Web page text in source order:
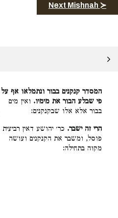
Next Mishnah ≻
המסדר קנקנים בבור ונתמלאו אף על
פי שבלע הבור את מימיו. ואין מים
בבור אלא אלו שבקנקנים:
הרי זה ישבר. כר׳ יהושע דאין רביעית
פוסל, ומשבר את הקנקנים ועושה
מקוה בתחילה: